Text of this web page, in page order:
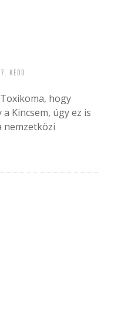
KEDD
hogy
Kincsem, úgy ez is
nemzetközi